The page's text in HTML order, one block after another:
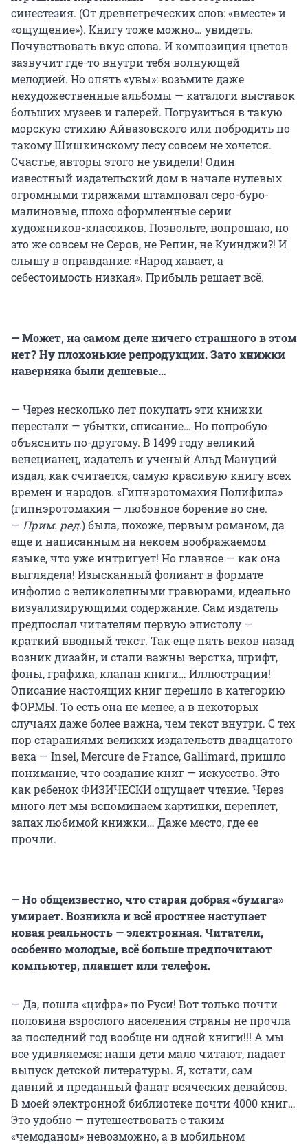
синестезия. (От древнегреческих слов: «вместе» и
«ощущение»). Книгу тоже можно… увидеть.
Почувствовать вкус слова. И композиция цветов
зазвучит где-то внутри тебя волнующей
мелодией. Но опять «увы»: возьмите даже
нехудожественные альбомы — каталоги выставок
больших музеев и галерей. Погрузиться в такую
морскую стихию Айвазовского или побродить по
такому Шишкинскому лесу совсем не хочется.
Счастье, авторы этого не увидели! Один
известный издательский дом в начале нулевых
огромными тиражами штамповал серо-буро-
малиновые, плохо оформленные серии
художников-классиков. Позвольте, вопрошаю, но
это же совсем не Серов, не Репин, не Куинджи?! И
слышу в оправдание: «Народ хавает, а
себестоимость низкая». Прибыль решает всё.
— Может, на самом деле ничего страшного в этом
нет? Ну плохонькие репродукции. Зато книжки
наверняка были дешевые…
— Через несколько лет покупать эти книжки
перестали — убытки, списание… Но попробую
объяснить по-другому. В 1499 году великий
венецианец, издатель и ученый Альд Мануций
издал, как считается, самую красивую книгу всех
времен и народов. «Гипнэротомахия Полифила»
(гипнэротомахия — любовное борение во сне.
— Прим. ред.) была, похоже, первым романом, да
еще и написанным на некоем воображаемом
языке, что уже интригует! Но главное — как она
выглядела! Изысканный фолиант в формате
инфолио с великолепными гравюрами, идеально
визуализирующими содержание. Сам издатель
предпослал читателям первую эпистолу —
краткий вводный текст. Так еще пять веков назад
возник дизайн, и стали важны верстка, шрифт,
фоны, графика, клапан книги… Иллюстрации!
Описание настоящих книг перешло в категорию
ФОРМЫ. То есть она не менее, а в некоторых
случаях даже более важна, чем текст внутри. С тех
пор стараниями великих издательств двадцатого
века — Insel, Mercure de France, Gallimard, пришло
понимание, что создание книг — искусство. Это
как ребенок ФИЗИЧЕСКИ ощущает чтение. Через
много лет мы вспоминаем картинки, переплет,
запах любимой книжки… Даже место, где ее
прочли.
— Но общеизвестно, что старая добрая «бумага»
умирает. Возникла и всё яростнее наступает
новая реальность — электронная. Читатели,
особенно молодые, всё больше предпочитают
компьютер, планшет или телефон.
— Да, пошла «цифра» по Руси! Вот только почти
половина взрослого населения страны не прочла
за последний год вообще ни одной книги!!! А мы
все удивляемся: наши дети мало читают, падает
выпуск детской литературы. Я, кстати, сам
давний и преданный фанат всяческих девайсов.
В моей электронной библиотеке почти 4000 книг…
Это удобно — путешествовать с таким
«чемоданом» невозможно, а в мобильном